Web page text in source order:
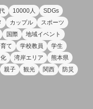
10000人
SDGs
カップル
スポーツ
国際
地域イベント
て 学校教員
学生
湾岸エリア
熊本県
親子 観光 関西
防災